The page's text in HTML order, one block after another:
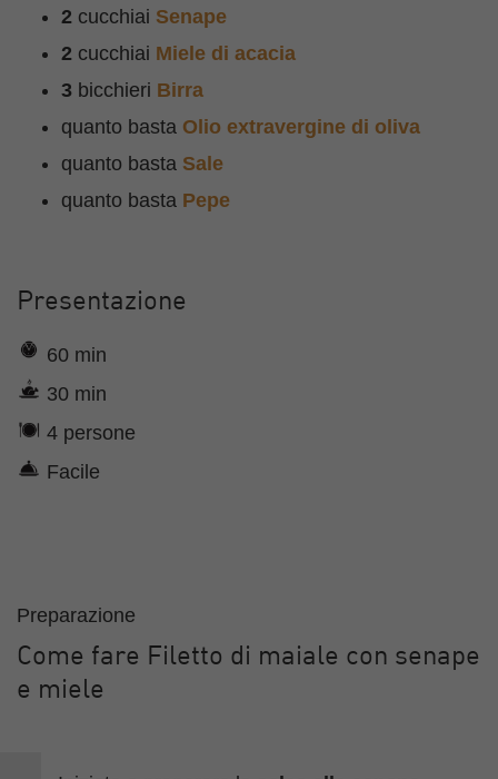
2 cucchiai Senape
2 cucchiai Miele di acacia
3 bicchieri Birra
quanto basta Olio extravergine di oliva
quanto basta Sale
quanto basta Pepe
Presentazione
60 min
30 min
4 persone
Facile
Preparazione
Come fare Filetto di maiale con senape
e miele